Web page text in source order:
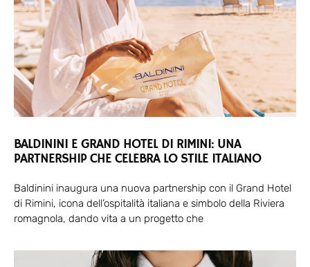
BALDININI E GRAND HOTEL DI RIMINI: UNA
PARTNERSHIP CHE CELEBRA LO STILE ITALIANO
Baldinini inaugura una nuova partnership con il Grand Hotel
di Rimini, icona dell’ospitalità italiana e simbolo della Riviera
romagnola, dando vita a un progetto che